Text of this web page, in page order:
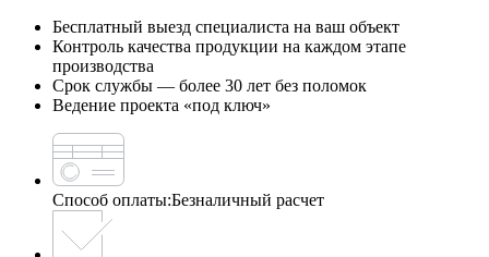
Бесплатный выезд специалиста на ваш объект
Контроль качества продукции на каждом этапе
производства
Срок службы — более 30 лет без поломок
Ведение проекта «под ключ»
Способ оплаты:Безналичный расчет